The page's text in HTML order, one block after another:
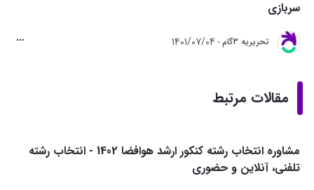
سربازی
تحريريه 3گام 1401/07/04
مقالات مرتبط
مشاوره انتخاب رشته کنکور ارشد هوافضا 1402 - انتخاب رشته
تلفنی، آنلاین و حضوری